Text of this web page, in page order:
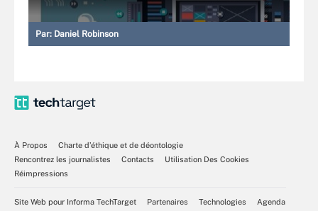
Par: Daniel Robinson
À Propos
Charte d’éthique et de déontologie
Rencontrez les journalistes
Contacts
Utilisation Des Cookies
Réimpressions
Site Web pour Informa TechTarget Partenaires Technologies Agenda